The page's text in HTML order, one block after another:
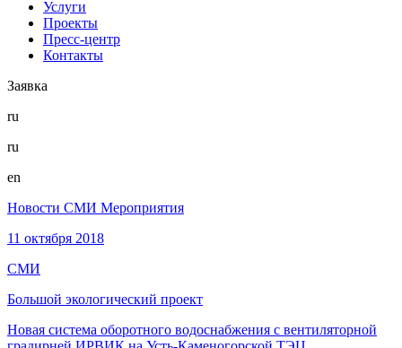
Услуги
Проекты
Пресс-центр
Контакты
Заявка
ru
ru
en
Новости СМИ Мероприятия
11 октября 2018
СМИ
Большой экологический проект
Новая система оборотного водоснабжения с вентиляторной